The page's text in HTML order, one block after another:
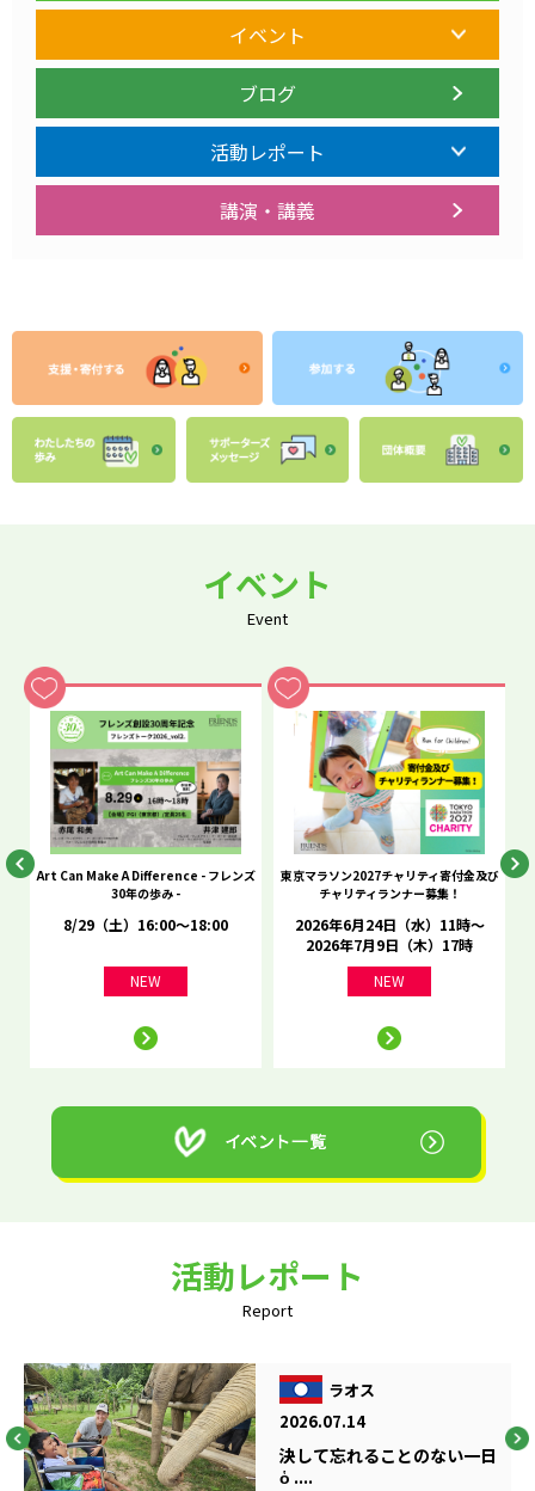
イベント
ブログ
活動レポート
講演・講義
イベント
Event
Art Can Make A Difference - フレンズ
30年の歩み -
8/29（土）16:00～18:00
NEW
東京マラソン2027チャリティ寄付金及び
チャリティランナー募集！
2026年6月24日（水）11時～
2026年7月9日（木）17時
NEW
活動レポート
Report
ラオス
2026.07.14
決して忘れることのない一日
ὁ ....